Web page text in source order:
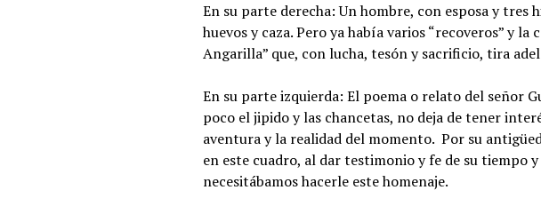
En su parte derecha: Un hombre, con esposa y tres
huevos y caza. Pero ya había varios “recoveros” y
Angarilla” que, con lucha, tesón y sacrificio, tira
En su parte izquierda: El poema o relato del señor
poco el jipido y las chancetas, no deja de tener
aventura y la realidad del momento. Por su
en este cuadro, al dar testimonio y fe de su tiempo
necesitábamos hacerle este homenaje.